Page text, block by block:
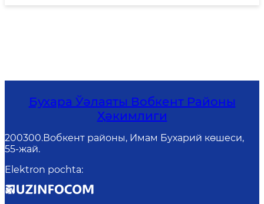
Бухара Ўәлаяты Вобкент Районы
Ҳәкимлиги
200300.Вобкент районы, Имам Бухарий көшеси,
55-жай.
Elektron pochta: